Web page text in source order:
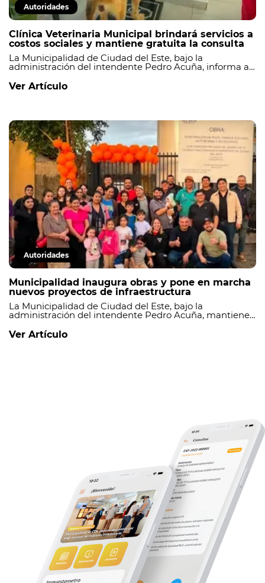
Autoridades
Clínica Veterinaria Municipal brindará servicios a
costos sociales y mantiene gratuita la consulta
La Municipalidad de Ciudad del Este, bajo la
administración del intendente Pedro Acuña, informa a
Clínica Veterinaria Municipal serán brindados a costos
sociales, conforme a lo establecido en la Ordenanza N.°
Ver Artículo
Autoridades
Municipalidad inaugura obras y pone en marcha
nuevos proyectos de infraestructura
La Municipalidad de Ciudad del Este, bajo la
administración del intendente Pedro Acuña, mantiene
proyectos culminados y dando inicio a nuevas
intervenciones que continúan fortaleciendo la
Ver Artículo